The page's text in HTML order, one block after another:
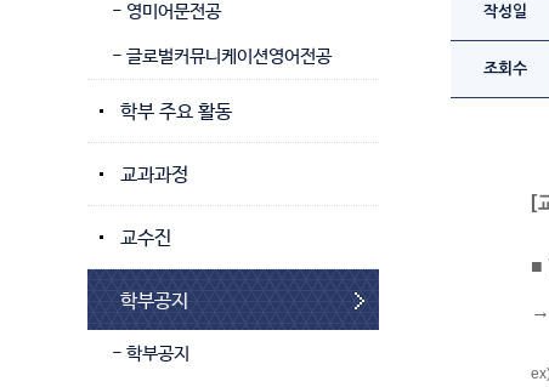
- 영미어문전공
- 글로벌커뮤니케이션영어전공
학부 주요 활동
교과과정
교수진
학부공지
- 학부공지
작성일
조회수
[
■
→